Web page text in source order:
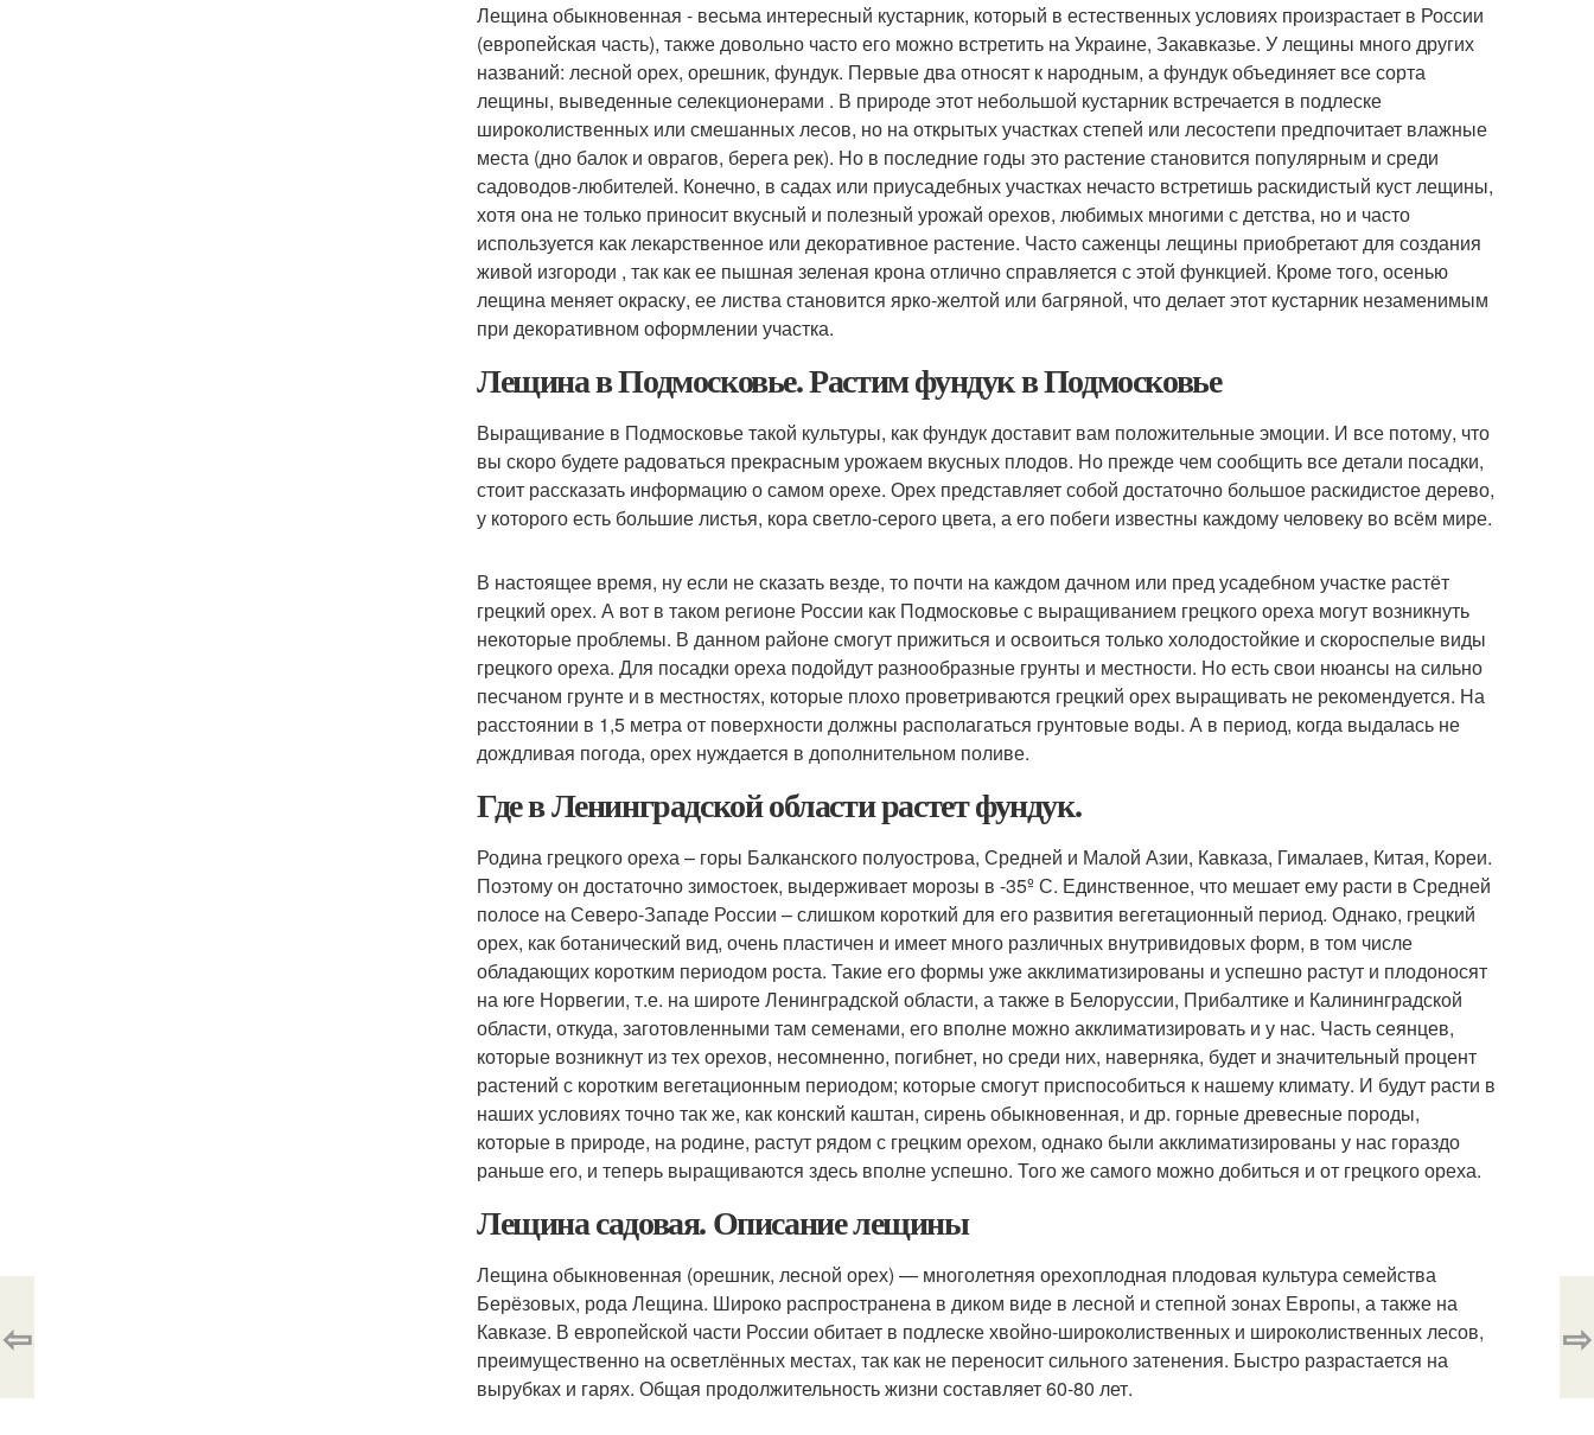
Лещина обыкновенная - весьма интересный кустарник, который в естественных условиях произрастает в России
(европейская часть), также довольно часто его можно встретить на Украине, Закавказье. У лещины много других
названий: лесной орех, орешник, фундук. Первые два относят к народным, а фундук объединяет все сорта
лещины, выведенные селекционерами . В природе этот небольшой кустарник встречается в подлеске
широколиственных или смешанных лесов, но на открытых участках степей или лесостепи предпочитает влажные
места (дно балок и оврагов, берега рек). Но в последние годы это растение становится популярным и среди
садоводов-любителей. Конечно, в садах или приусадебных участках нечасто встретишь раскидистый куст лещины,
хотя она не только приносит вкусный и полезный урожай орехов, любимых многими с детства, но и часто
используется как лекарственное или декоративное растение. Часто саженцы лещины приобретают для создания
живой изгороди , так как ее пышная зеленая крона отлично справляется с этой функцией. Кроме того, осенью
лещина меняет окраску, ее листва становится ярко-желтой или багряной, что делает этот кустарник незаменимым
при декоративном оформлении участка.
Лещина в Подмосковье. Растим фундук в Подмосковье
Выращивание в Подмосковье такой культуры, как фундук доставит вам положительные эмоции. И все потому, что
вы скоро будете радоваться прекрасным урожаем вкусных плодов. Но прежде чем сообщить все детали посадки,
стоит рассказать информацию о самом орехе. Орех представляет собой достаточно большое раскидистое дерево,
у которого есть большие листья, кора светло-серого цвета, а его побеги известны каждому человеку во всём мире.
В настоящее время, ну если не сказать везде, то почти на каждом дачном или пред усадебном участке растёт
грецкий орех. А вот в таком регионе России как Подмосковье с выращиванием грецкого ореха могут возникнуть
некоторые проблемы. В данном районе смогут прижиться и освоиться только холодостойкие и скороспелые виды
грецкого ореха. Для посадки ореха подойдут разнообразные грунты и местности. Но есть свои нюансы на сильно
песчаном грунте и в местностях, которые плохо проветриваются грецкий орех выращивать не рекомендуется. На
расстоянии в 1,5 метра от поверхности должны располагаться грунтовые воды. А в период, когда выдалась не
дождливая погода, орех нуждается в дополнительном поливе.
Где в Ленинградской области растет фундук.
Родина грецкого ореха – горы Балканского полуострова, Средней и Малой Азии, Кавказа, Гималаев, Китая, Кореи.
Поэтому он достаточно зимостоек, выдерживает морозы в -35º С. Единственное, что мешает ему расти в Средней
полосе на Северо-Западе России – слишком короткий для его развития вегетационный период. Однако, грецкий
орех, как ботанический вид, очень пластичен и имеет много различных внутривидовых форм, в том числе
обладающих коротким периодом роста. Такие его формы уже акклиматизированы и успешно растут и плодоносят
на юге Норвегии, т.е. на широте Ленинградской области, а также в Белоруссии, Прибалтике и Калининградской
области, откуда, заготовленными там семенами, его вполне можно акклиматизировать и у нас. Часть сеянцев,
которые возникнут из тех орехов, несомненно, погибнет, но среди них, наверняка, будет и значительный процент
растений с коротким вегетационным периодом; которые смогут приспособиться к нашему климату. И будут расти в
наших условиях точно так же, как конский каштан, сирень обыкновенная, и др. горные древесные породы,
которые в природе, на родине, растут рядом с грецким орехом, однако были акклиматизированы у нас гораздо
раньше его, и теперь выращиваются здесь вполне успешно. Того же самого можно добиться и от грецкого ореха.
Лещина садовая. Описание лещины
Лещина обыкновенная (орешник, лесной орех) — многолетняя орехоплодная плодовая культура семейства
Берёзовых, рода Лещина. Широко распространена в диком виде в лесной и степной зонах Европы, а также на
Кавказе. В европейской части России обитает в подлеске хвойно-широколиственных и широколиственных лесов,
преимущественно на осветлённых местах, так как не переносит сильного затенения. Быстро разрастается на
вырубках и гарях. Общая продолжительность жизни составляет 60-80 лет.
⇦ ⇨